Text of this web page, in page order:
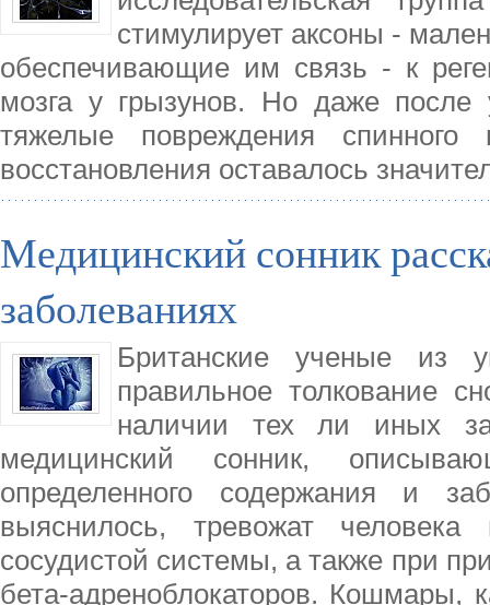
стимулирует аксоны -
обеспечивающие им связь - к
мозга у грызунов. Но даже после
тяжелые повреждения спинного
восстановления оставалось
Медицинский сонник
заболеваниях
Британские ученые из
правильное толкование
наличии тех ли иных
медицинский сонник,
определенного содержания и
выяснилось, тревожат
сосудистой системы, а также при
бета-адреноблокаторов. Кошмары,